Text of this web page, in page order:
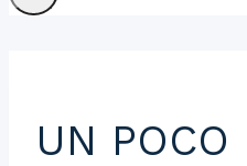
UN POCO